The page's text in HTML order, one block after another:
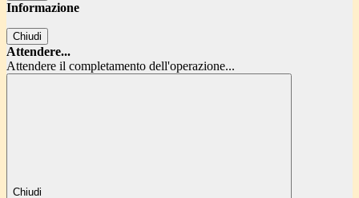
Informazione
Chiudi
Attendere...
Attendere il completamento dell'operazione...
Chiudi